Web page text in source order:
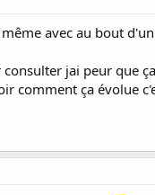
avec au bout
jai peur que
comment ça évolue